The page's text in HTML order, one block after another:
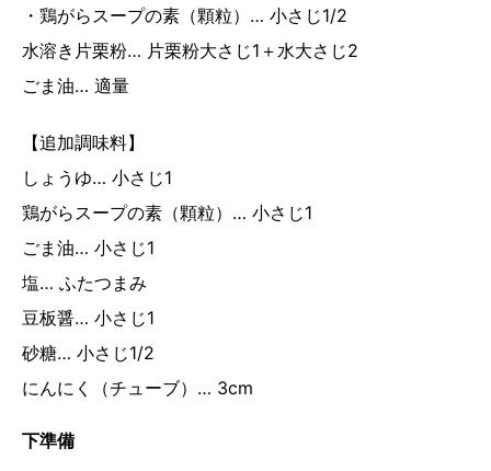
・鶏がらスープの素（顆粒）… 小さじ1/2
水溶き片栗粉… 片栗粉大さじ1＋水大さじ2
ごま油… 適量
【追加調味料】
しょうゆ… 小さじ1
鶏がらスープの素（顆粒）… 小さじ1
ごま油… 小さじ1
塩… ふたつまみ
豆板醤… 小さじ1
砂糖… 小さじ1/2
にんにく（チューブ）… 3cm
下準備